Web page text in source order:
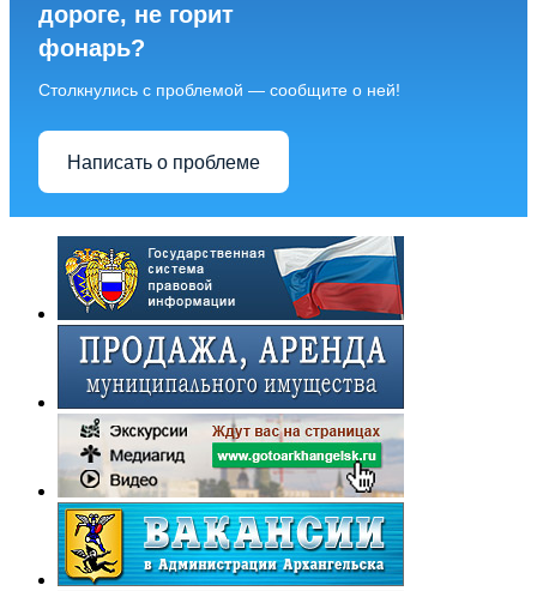
дороге, не горит
фонарь?
Столкнулись с проблемой — сообщите о ней!
Написать о проблеме